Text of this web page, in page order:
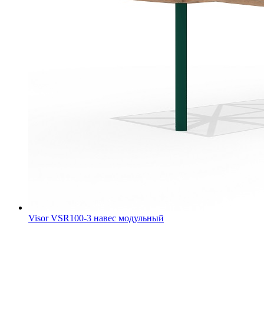
Visor VSR100-3 навес модульный